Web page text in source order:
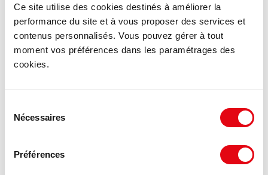
Ce site utilise des cookies destinés à améliorer la
performance du site et à vous proposer des services et
contenus personnalisés. Vous pouvez gérer à tout
moment vos préférences dans les paramétrages des
cookies.
Nécessaires
Préférences
946 m²
Divisible dès 200 m²
Nous consulter
MIS À JOUR